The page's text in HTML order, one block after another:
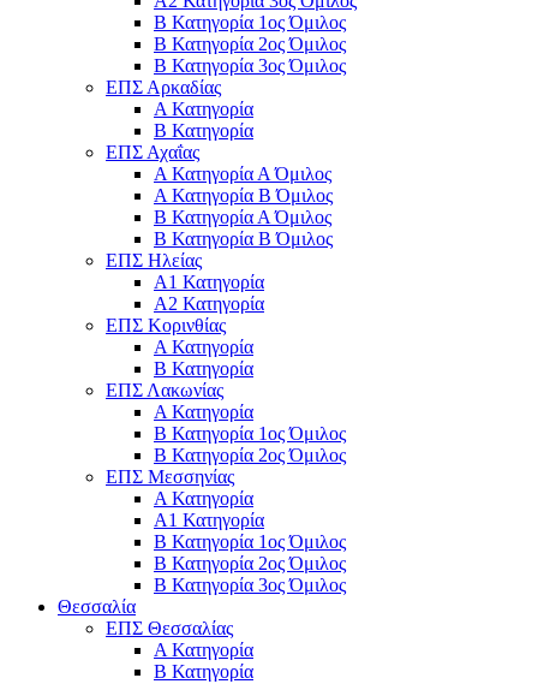
Β Κατηγορία 1ος Όμιλος
Β Κατηγορία 2ος Όμιλος
Β Κατηγορία 3ος Όμιλος
ΕΠΣ Αρκαδίας
Α Κατηγορία
Β Κατηγορία
ΕΠΣ Αχαΐας
Α Κατηγορία Α Όμιλος
Α Κατηγορία Β Όμιλος
Β Κατηγορία Α Όμιλος
Β Κατηγορία Β Όμιλος
ΕΠΣ Ηλείας
Α1 Κατηγορία
Α2 Κατηγορία
ΕΠΣ Κορινθίας
Α Κατηγορία
Β Κατηγορία
ΕΠΣ Λακωνίας
Α Κατηγορία
Β Κατηγορία 1ος Όμιλος
Β Κατηγορία 2ος Όμιλος
ΕΠΣ Μεσσηνίας
Α Κατηγορία
Α1 Κατηγορία
Β Κατηγορία 1ος Όμιλος
Β Κατηγορία 2ος Όμιλος
Β Κατηγορία 3ος Όμιλος
Θεσσαλία
ΕΠΣ Θεσσαλίας
Α Κατηγορία
Β Κατηγορία